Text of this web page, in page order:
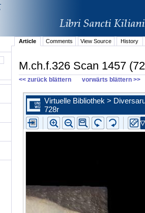
Article Comments View Source History
M.ch.f.326 Scan 1457
<< zurück blättern vorwärts blättern >>